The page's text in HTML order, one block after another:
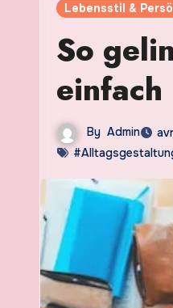
Lebensstil &
So
einfach
By Admin